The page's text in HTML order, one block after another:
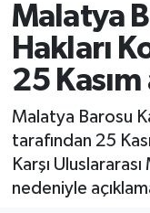
Malatya
Hakları
25 Kasım
Malatya Barosu
tarafından 25
Karşı
nedeniyle
Ekonomi
Gündem
Kadın
Kültür &
Malatya
TFF 3.Lig
Tüm Manşetler
Son Dakika